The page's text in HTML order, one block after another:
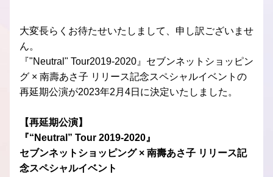
大変長らくお待たせいたしまして、申し訳ございませ
ん。
『"Neutral" Tour2019-2020』セブンネットショッピン
グ × 南壽あさ子 リリース記念スペシャルイベントの
再延期公演が2023年2月4日に決定いたしました。
【再延期公演】
『“Neutral” Tour 2019-2020』
セブンネットショッピング × 南壽あさ子 リリース記
念スペシャルイベント